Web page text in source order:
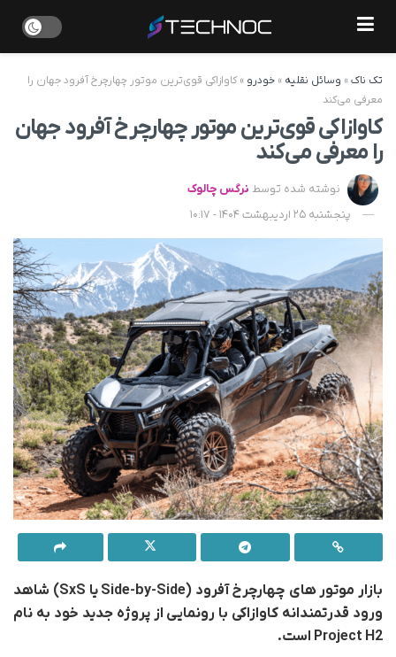
تک ناک» وسائل نقلیه » خودرو »کاوازاکی قوی‌ترین موتور چهارچرخ آفرود جهان را
معرفی می‌کند
کاوازاکی قوی‌ترین موتور چهارچرخ آفرود جهان
را معرفی می‌کند
نوشته شده توسط نرگس چالوک
پنجشنبه 25 اردیبهشت 1404 - 10:17
بازار موتور های چهارچرخ آفرود (Side-by-Side یا SxS) شاهد
ورود قدرتمندانه کاوازاکی با رونمایی از پروژه جدید خود به نام
Project H2 است.